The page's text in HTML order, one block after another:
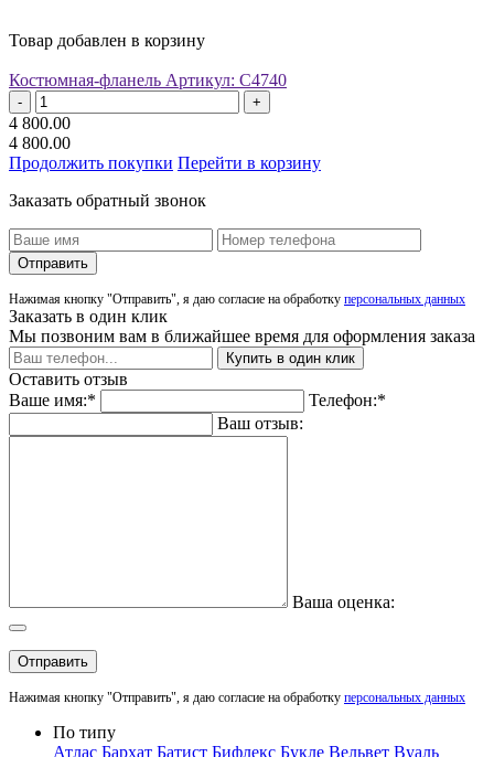
Товар добавлен в корзину
Костюмная-фланель Артикул: С4740
- +
4 800.00
4 800.00
Продолжить покупки Перейти в корзину
Заказать обратный звонок
Отправить
Нажимая кнопку "Отправить", я даю согласие на обработку персональных данных
Заказать в один клик
Мы позвоним вам в ближайшее время для оформления заказа
Купить в один клик
Оставить отзыв
Ваше имя:*
Телефон:*
Ваш отзыв:
Ваша оценка:
Отправить
Нажимая кнопку "Отправить", я даю согласие на обработку персональных данных
По типу
Атлас Бархат Батист Бифлекс Букле Вельвет Вуаль